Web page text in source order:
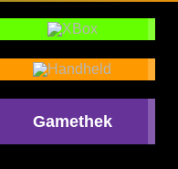
Gamethek